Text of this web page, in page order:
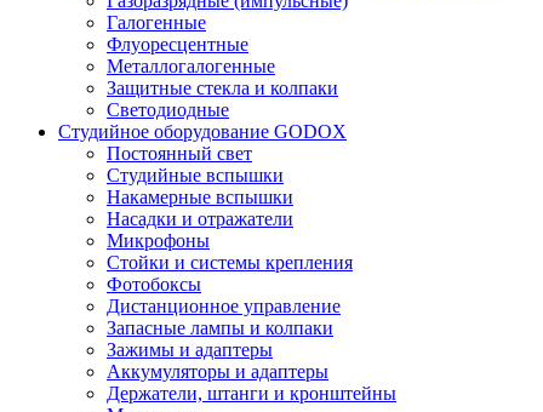
Галогенные
Флуоресцентные
Металлогалогенные
Защитные стекла и колпаки
Светодиодные
Студийное оборудование GODOX
Постоянный свет
Студийные вспышки
Накамерные вспышки
Насадки и отражатели
Микрофоны
Стойки и системы крепления
Фотобоксы
Дистанционное управление
Запасные лампы и колпаки
Зажимы и адаптеры
Аккумуляторы и адаптеры
Держатели, штанги и кронштейны